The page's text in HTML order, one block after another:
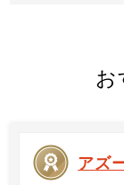
お
アズ